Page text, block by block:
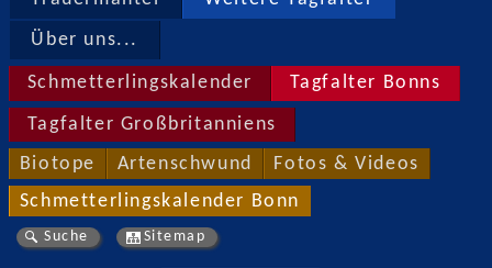
Über uns...
Schmetterlingskalender Tagfalter Bonns
Tagfalter Großbritanniens
Biotope Artenschwund Fotos & Videos
Schmetterlingskalender Bonn
Suche Sitemap